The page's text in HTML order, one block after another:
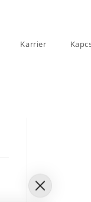
Karrier